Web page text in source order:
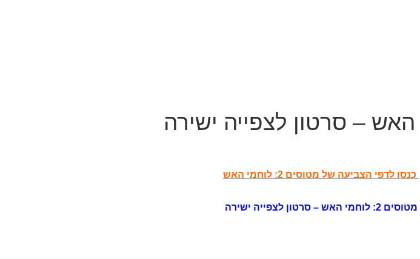
כנסו לדפי הצביעה של מטוסים 2: לוחמי האש
מטוסים 2: לוחמי האש – סרטון לצפייה ישירה